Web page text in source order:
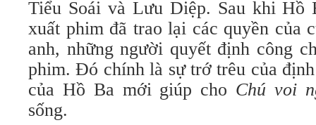
Tiểu Soái và Lưu Diệp. Sau khi Hồ
xuất phim đã trao lại các quyền của
anh, những người quyết định công
phim. Đó chính là sự trớ trêu của
của Hồ Ba mới giúp cho Chú voi
sống.